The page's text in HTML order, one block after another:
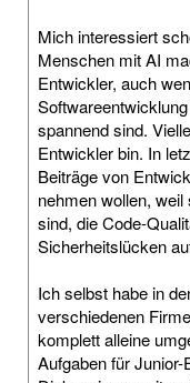
Mich interessiert
Menschen mit AI
Entwickler, auch
spannend sind.
Entwickler bin. In
Beiträge von
nehmen wollen,
sind, die Code-
Sicherheitslücken
Ich selbst habe in
verschiedenen
komplett alleine
Aufgaben für